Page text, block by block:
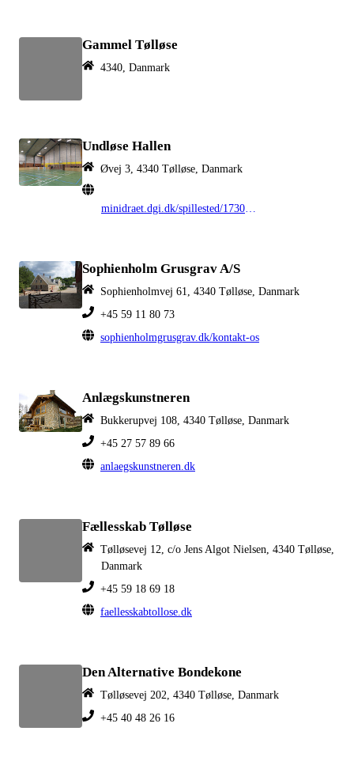
Gammel Tølløse
4340, Danmark
Undløse Hallen
Øvej 3, 4340 Tølløse, Danmark
minidraet.dgi.dk/spillested/17306119
Sophienholm Grusgrav A/S
Sophienholmvej 61, 4340 Tølløse, Danmark
+45 59 11 80 73
sophienholmgrusgrav.dk/kontakt-os
Anlægskunstneren
Bukkerupvej 108, 4340 Tølløse, Danmark
+45 27 57 89 66
anlaegskunstneren.dk
Fællesskab Tølløse
Tølløsevej 12, c/o Jens Algot Nielsen, 4340 Tølløse,
Danmark
+45 59 18 69 18
faellesskabtollose.dk
Den Alternative Bondekone
Tølløsevej 202, 4340 Tølløse, Danmark
+45 40 48 26 16